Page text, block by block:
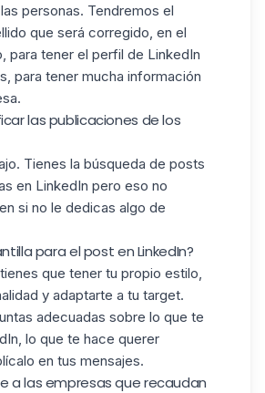
personas. Tendremos el
que será corregido, en el
para tener el perfil de LinkedIn
para tener mucha información
las publicaciones de los
Tienes la búsqueda de posts
en LinkedIn pero eso no
si no le dedicas algo de
para el post en LinkedIn?
que tener tu propio estilo,
y adaptarte a tu target.
adecuadas sobre lo que te
lo que te hace querer
en tus mensajes.
a las empresas que recaudan